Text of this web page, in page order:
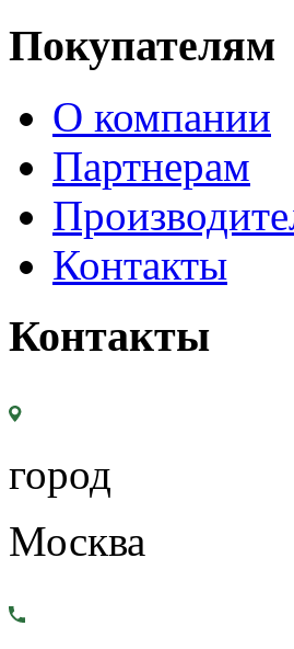
Покупателям
О компании
Партнерам
Контакты
Контакты
город
Москва